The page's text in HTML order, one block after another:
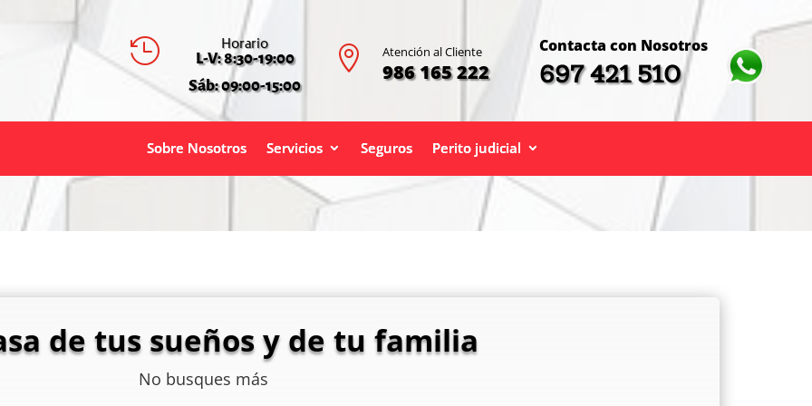
 Horario
L-V: 8:30-19:00
Sáb: 09:00-15:00
 Atención al Cliente
986 165 222
Contacta con Nosotros
697 421 510
Sobre Nosotros Servicios Seguros Perito judicial
de tus sueños y de tu familia
No busques más